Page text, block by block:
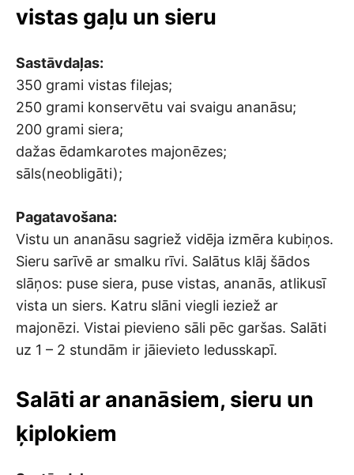
vistas gaļu un sieru
Sastāvdaļas:
350 grami vistas filejas;
250 grami konservētu vai svaigu ananāsu;
200 grami siera;
dažas ēdamkarotes majonēzes;
sāls(neobligāti);
Pagatavošana:
Vistu un ananāsu sagriež vidēja izmēra kubiņos.
Sieru sarīvē ar smalku rīvi. Salātus klāj šādos
slāņos: puse siera, puse vistas, ananās, atlikusī
vista un siers. Katru slāni viegli ieziež ar
majonēzi. Vistai pievieno sāli pēc garšas. Salāti
uz 1 – 2 stundām ir jāievieto ledusskapī.
Salāti ar ananāsiem, sieru un
ķiplokiem